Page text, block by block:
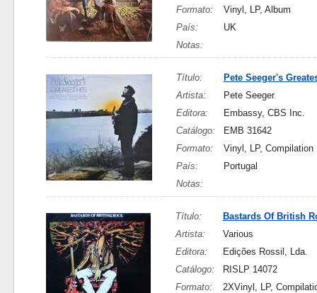
Formato:
Vinyl, LP, Album
País:
UK
Notas:
Título:
Pete Seeger's
Artista:
Pete Seeger
Editora:
Embassy, CBS Inc.
Catálogo:
EMB 31642
Formato:
Vinyl, LP, Compilation
País:
Portugal
Notas:
Título:
Bastards Of British
Artista:
Various
Editora:
Edições Rossil, Lda.
Catálogo:
RISLP 14072
Formato:
2XVinyl, LP,